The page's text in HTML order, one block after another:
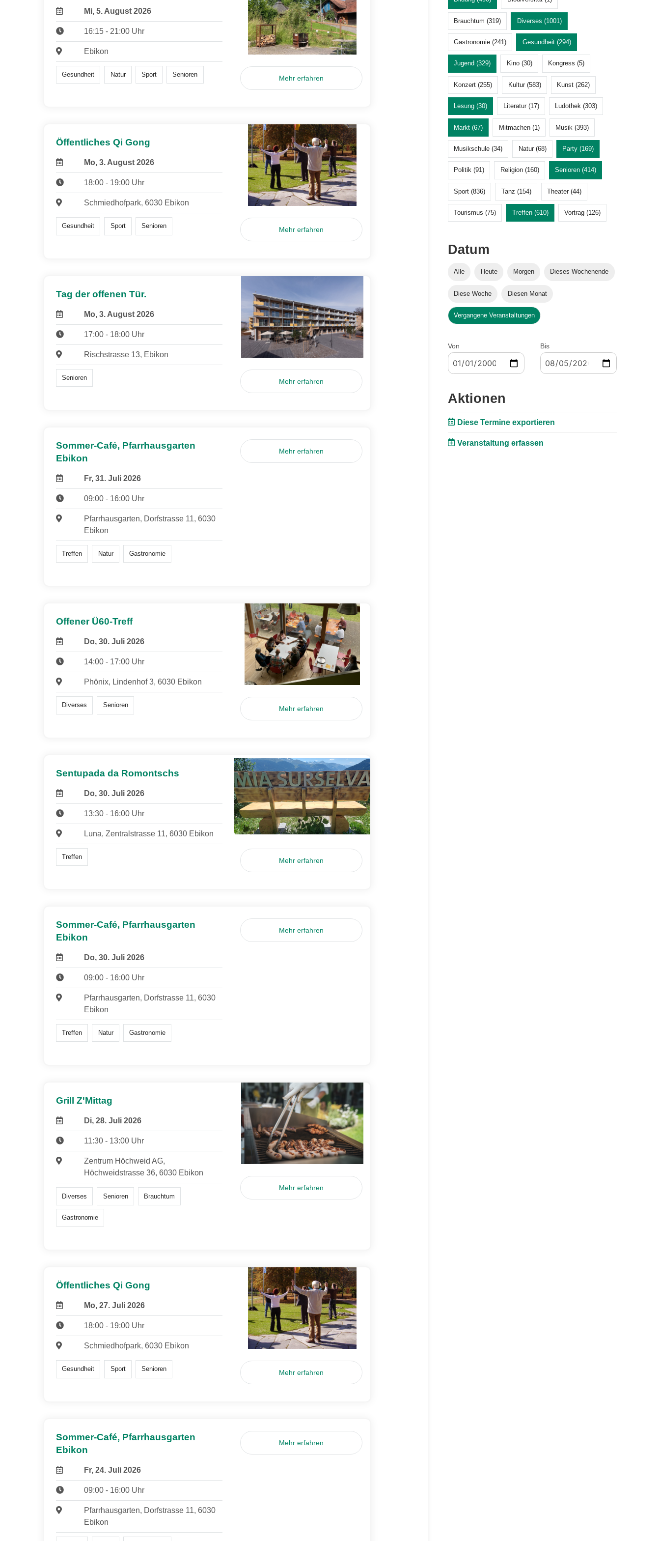
Mi, 5. August 2026
16:15 - 21:00 Uhr
Ebikon
Gesundheit Natur Sport Senioren Mehr erfahren
Öffentliches Qi Gong
Mo, 3. August 2026
18:00 - 19:00 Uhr
Schmiedhofpark, 6030 Ebikon
Gesundheit Sport Senioren Mehr erfahren
Tag der offenen Tür.
Mo, 3. August 2026
17:00 - 18:00 Uhr
Rischstrasse 13, Ebikon
Senioren Mehr erfahren
Sommer-Café, Pfarrhausgarten
Ebikon
Fr, 31. Juli 2026
09:00 - 16:00 Uhr
Pfarrhausgarten, Dorfstrasse 11, 6030
Ebikon
Treffen Natur Gastronomie
Mehr erfahren
Offener Ü60-Treff
Do, 30. Juli 2026
14:00 - 17:00 Uhr
Phönix, Lindenhof 3, 6030 Ebikon
Diverses Senioren Mehr erfahren
Sentupada da Romontschs
Do, 30. Juli 2026
13:30 - 16:00 Uhr
Luna, Zentralstrasse 11, 6030 Ebikon
Treffen Mehr erfahren
Sommer-Café, Pfarrhausgarten
Ebikon
Do, 30. Juli 2026
09:00 - 16:00 Uhr
Pfarrhausgarten, Dorfstrasse 11, 6030
Ebikon
Treffen Natur Gastronomie
Mehr erfahren
Grill Z'Mittag
Di, 28. Juli 2026
11:30 - 13:00 Uhr
Zentrum Höchweid AG,
Höchweidstrasse 36, 6030 Ebikon
Diverses Senioren Brauchtum
Gastronomie
Mehr erfahren
Öffentliches Qi Gong
Mo, 27. Juli 2026
18:00 - 19:00 Uhr
Schmiedhofpark, 6030 Ebikon
Gesundheit Sport Senioren Mehr erfahren
Sommer-Café, Pfarrhausgarten
Ebikon
Fr, 24. Juli 2026
09:00 - 16:00 Uhr
Pfarrhausgarten, Dorfstrasse 11, 6030
Ebikon
Mehr erfahren
Brauchtum (319) Diverses (1001)
Gastronomie (241) Gesundheit (294)
Jugend (329) Kino (30) Kongress (5)
Konzert (255) Kultur (583) Kunst (262)
Lesung (30) Literatur (17) Ludothek (303)
Markt (67) Mitmachen (1) Musik (393)
Musikschule (34) Natur (68) Party (169)
Politik (91) Religion (160) Senioren (414)
Sport (836) Tanz (154) Theater (44)
Tourismus (75) Treffen (610) Vortrag (126)
Datum
Alle Heute Morgen Dieses Wochenende
Diese Woche Diesen Monat
Vergangene Veranstaltungen
Von Bis
Aktionen
Diese Termine exportieren
Veranstaltung erfassen